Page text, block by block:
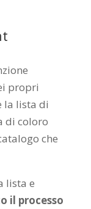
propri
la lista di
di coloro
che
lista e
il processo